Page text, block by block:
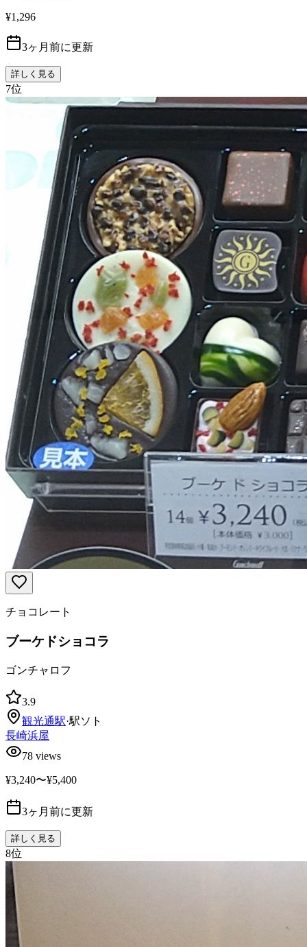
¥1,296
3ヶ月前に更新
詳しく見る
7位
チョコレート
ブーケドショコラ
ゴンチャロフ
3.9
観光通駅·駅ソト
長崎浜屋
78 views
¥3,240〜¥5,400
3ヶ月前に更新
詳しく見る
8位